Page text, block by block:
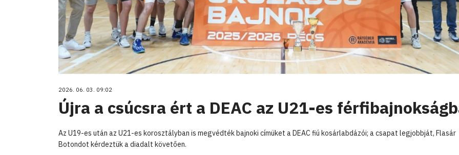
2026. 06. 03. 09:02
Újra a csúcsra ért a DEAC az U21-es
Az U19-es után az U21-es korosztályban is megvédték bajnoki címüket a DEAC fiú kosárlabdázói; a csapat legjobbját, Flasár
Botondot kérdeztük a diadalt követően.